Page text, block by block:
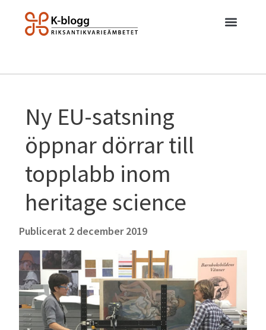
Ny EU-satsning
öppnar dörrar till
topplabb inom
heritage science
Publicerat 2 december 2019